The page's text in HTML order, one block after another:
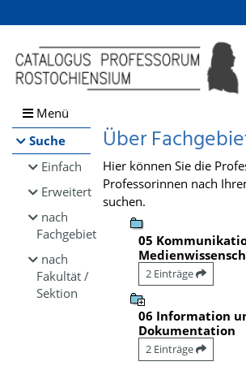
Browsen
direkt zum Inhalt
Menü
Suche
Einfach
Erweitert
nach
Fachgebiet
nach
Fakultät /
Sektion
Über
Hier können Sie die
Professorinnen nach
suchen.
05
2 Einträge
06 Information
Dokumentation
2 Einträge